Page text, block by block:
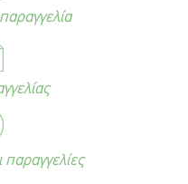
παραγγελίες